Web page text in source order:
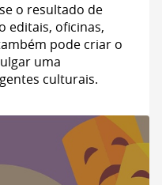
o resultado de
editais, oficinas,
pode criar o
uma
culturais.